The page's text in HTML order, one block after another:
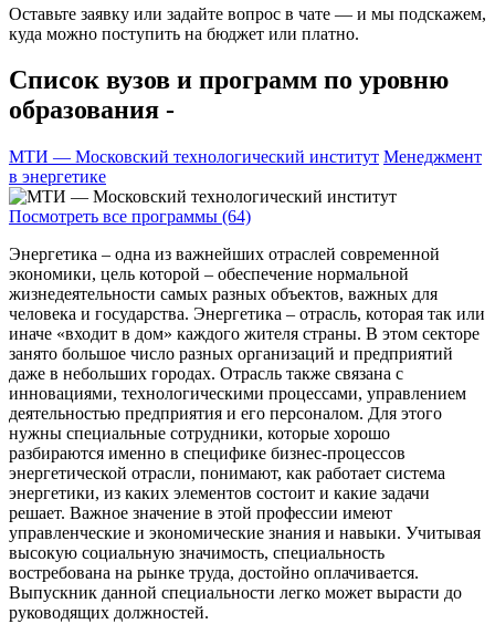
Оставьте заявку или задайте вопрос в чате — и мы подскажем,
куда можно поступить на бюджет или платно.
Список вузов и программ по уровню
образования -
МТИ — Московский технологический институт Менеджмент
в энергетике
Посмотреть все программы (64)
Энергетика – одна из важнейших отраслей современной
экономики, цель которой – обеспечение нормальной
жизнедеятельности самых разных объектов, важных для
человека и государства. Энергетика – отрасль, которая так или
иначе «входит в дом» каждого жителя страны. В этом секторе
занято большое число разных организаций и предприятий
даже в небольших городах. Отрасль также связана с
инновациями, технологическими процессами, управлением
деятельностью предприятия и его персоналом. Для этого
нужны специальные сотрудники, которые хорошо
разбираются именно в специфике бизнес-процессов
энергетической отрасли, понимают, как работает система
энергетики, из каких элементов состоит и какие задачи
решает. Важное значение в этой профессии имеют
управленческие и экономические знания и навыки. Учитывая
высокую социальную значимость, специальность
востребована на рынке труда, достойно оплачивается.
Выпускник данной специальности легко может вырасти до
руководящих должностей.